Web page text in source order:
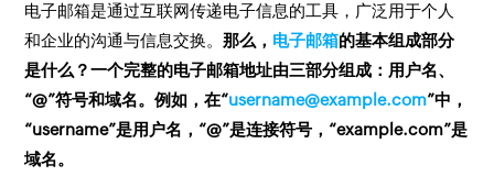
电子邮箱是通过互联网传递电子信息的工具，广泛用于个人
和企业的沟通与信息交换。那么， 电子邮箱的基本组成部分
是什么？一个完整的电子邮箱地址由三部分组成：用户名、
“@”符号和域名。例如，在“username@example.com”中，
“username”是用户名，“@”是连接符号，“example.com”是
域名。